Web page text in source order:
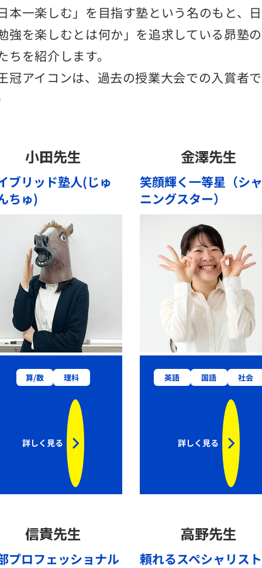
本一楽しむ」を目指す塾という名のもと、
強を楽しむとは何か」を追求している昴塾
ちを紹介します。
冠アイコンは、過去の授業大会での入賞者で
小田先生
ブリッド塾人(じゅ
ちゅ)
算/数 理科
詳しく見る
金澤先生
笑顔輝く一等星（シ
ニングスター）
英語 国語 社会
詳しく見る
信貴先生
プロフェッショナル
高野先生
頼れるスペシャリスト